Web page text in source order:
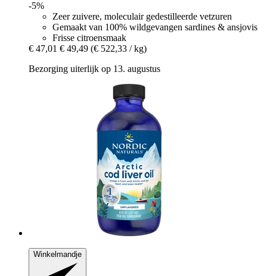
-5%
Zeer zuivere, moleculair gedestilleerde vetzuren
Gemaakt van 100% wildgevangen sardines & ansjovis
Frisse citroensmaak
€ 47,01 € 49,49 (€ 522,33 / kg)
Bezorging uiterlijk op 13. augustus
Winkelmandje